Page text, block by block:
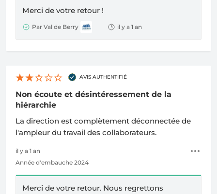
Merci de votre retour !
Par Val de Berry il y a 1 an
AVIS AUTHENTIFIÉ
Non écoute et désintéressement de la
hiérarchie
La direction est complètement déconnectée de
l'ampleur du travail des collaborateurs.
il y a 1 an
Année d'embauche 2024
Merci de votre retour. Nous regrettons